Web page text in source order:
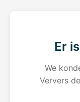
Er
We
Ververs